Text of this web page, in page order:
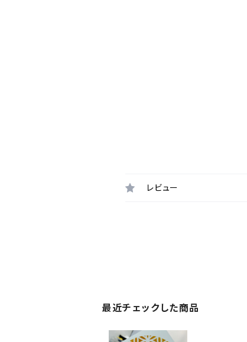
レビュー
最近チェックした商品